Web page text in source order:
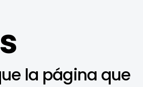
la página que